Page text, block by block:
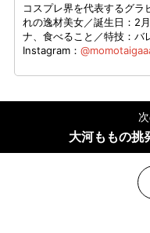
コスプレ界を代表するグ
れの逸材美女／誕生日：2
ナ、食べること／特技：バ
Instagram：
大河ももの挑